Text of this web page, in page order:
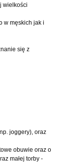
wielkości
w męskich jak i
się z
joggery), oraz
obuwie oraz o
małej torby -